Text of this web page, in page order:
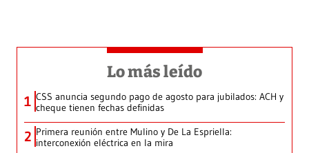
Lo más leído
1 CSS anuncia segundo pago de agosto para jubilados: ACH y
cheque tienen fechas definidas
2 Primera reunión entre Mulino y De La Espriella:
interconexión eléctrica en la mira